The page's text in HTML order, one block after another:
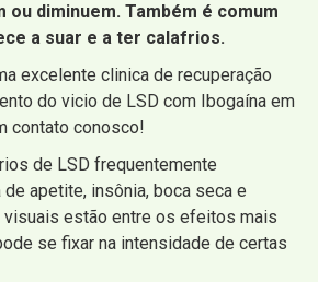
ou diminuem. Também é comum
a suar e a ter calafrios.
excelente clinica de recuperação
do vicio de LSD com Ibogaína em
contato conosco!
de LSD frequentemente
apetite, insônia, boca seca e
visuais estão entre os efeitos mais
se fixar na intensidade de certas